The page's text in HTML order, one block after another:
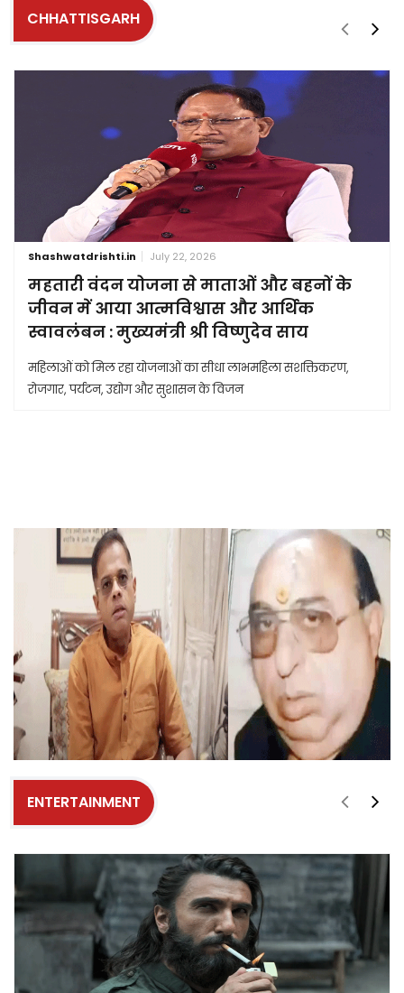
CHHATTISGARH
Shashwatdrishti.in July 22, 2026
महतारी वंदन योजना से माताओं और बहनों के
जीवन में आया आत्मविश्वास और आर्थिक
स्वावलंबन : मुख्यमंत्री श्री विष्णुदेव साय
महिलाओं को मिल रहा योजनाओं का सीधा लाभमहिला सशक्तिकरण,
रोजगार, पर्यटन, उद्योग और सुशासन के विजन
ENTERTAINMENT